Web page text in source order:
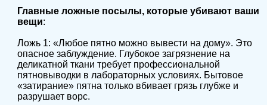
Главные ложные посылы, которые убивают ваши
вещи:
Ложь 1: «Любое пятно можно вывести на дому». Это
опасное заблуждение. Глубокое загрязнение на
деликатной ткани требует профессиональной
пятновыводки в лабораторных условиях. Бытовое
«затирание» пятна только вбивает грязь глубже и
разрушает ворс.